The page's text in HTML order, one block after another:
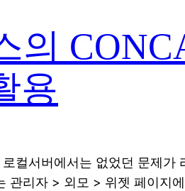
의
용
컬서버에서는 없었던 문제가
관리자 > 외모 > 위젯 페이지